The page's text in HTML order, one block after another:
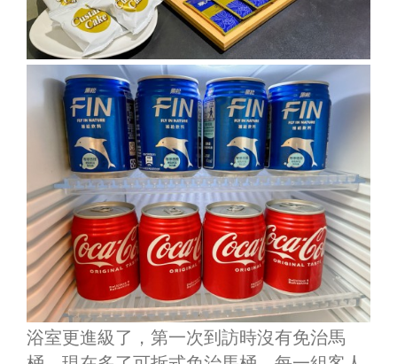
浴室更進級了，第一次到訪時沒有免治馬